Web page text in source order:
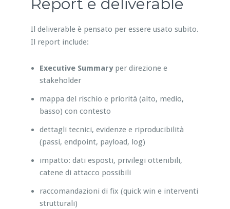
Report e deliverable
Il deliverable è pensato per essere usato subito.
Il report include:
Executive Summaryper direzione e
stakeholder
mappa del rischio e priorità (alto, medio,
basso) con contesto
dettagli tecnici, evidenze e riproducibilità
(passi, endpoint, payload, log)
impatto: dati esposti, privilegi ottenibili,
catene di attacco possibili
raccomandazioni di fix (quick win e interventi
strutturali)